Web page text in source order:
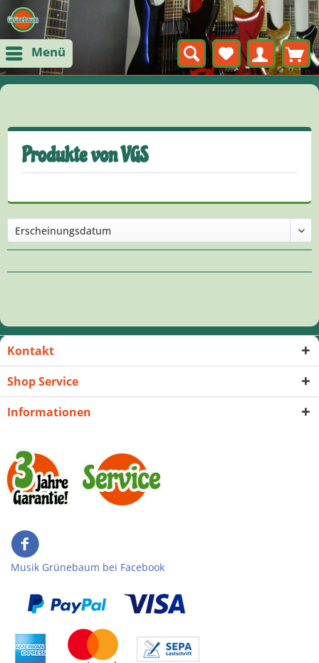
Menü
Produkte von VGS
Kontakt
Shop Service
Informationen
Musik Grünebaum bei Facebook